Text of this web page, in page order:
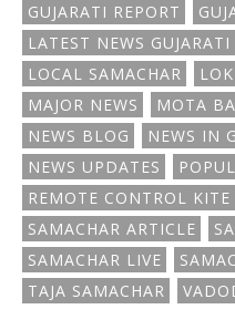
GUJARATI REPORT
LATEST NEWS GUJARATI
LOCAL SAMACHAR
MAJOR NEWS
MOTA
NEWS BLOG
NEWS IN
NEWS UPDATES
REMOTE CONTROL KITE
SAMACHAR ARTICLE
SAMACHAR LIVE
TAJA SAMACHAR